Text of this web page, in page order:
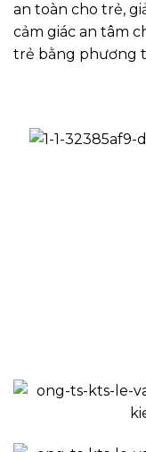
an toàn cho trẻ,
cảm giác an tâm
trẻ bằng phương